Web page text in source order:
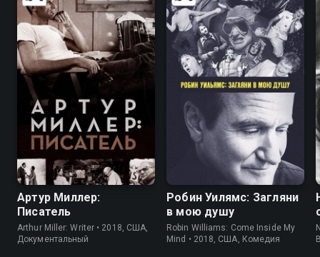
Артур Миллер:
Писатель
Arthur Miller: Writer • 2018, США,
Документальный
Робин Уилямс: Загляни
в мою душу
Robin Williams: Come Inside My
Mind • 2018, США, Комедия